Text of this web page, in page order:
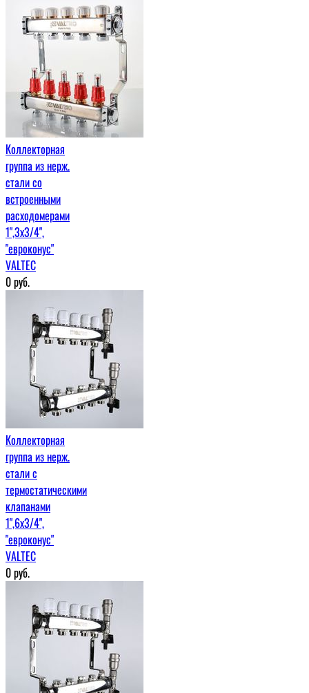
Коллекторная
группа из нерж.
стали со
встроенными
расходомерами
1",3x3/4",
"евроконус"
VALTEC
0руб.
Коллекторная
группа из нерж.
стали с
термостатическими
клапанами
1",6x3/4",
"евроконус"
VALTEC
0руб.